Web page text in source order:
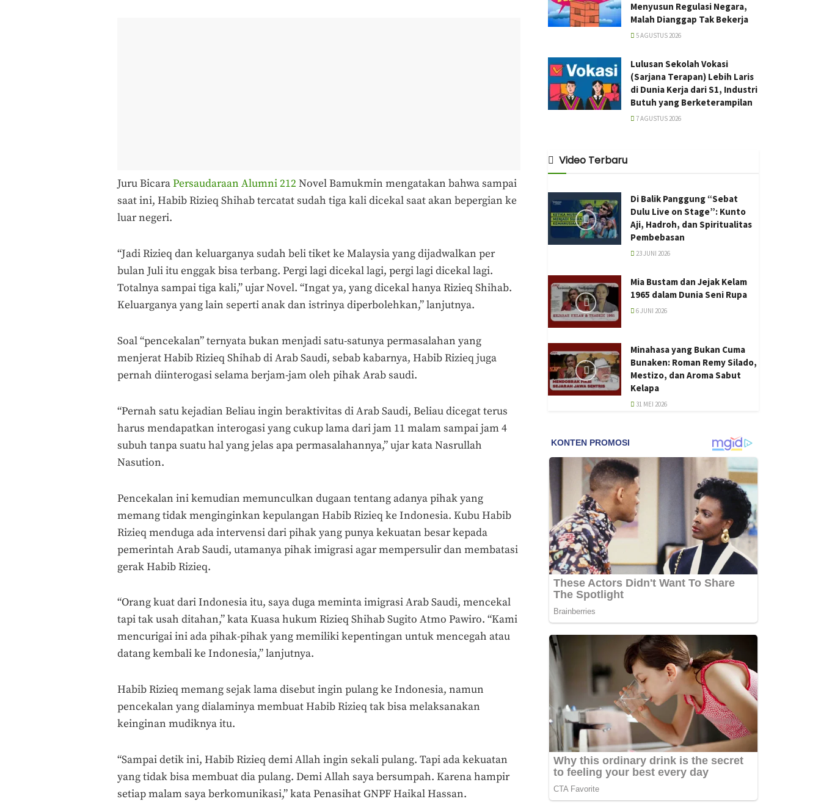
Juru BicaraPersaudaraan Alumni 212Novel Bamukmin mengatakan bahwa sampai
saat ini, Habib Rizieq Shihab tercatat sudah tiga kali dicekal saat akan bepergian ke
luar negeri.
“Jadi Rizieq dan keluarganya sudah beli tiket ke Malaysia yang dijadwalkan per
bulan Juli itu enggak bisa terbang. Pergi lagi dicekal lagi, pergi lagi dicekal lagi.
Totalnya sampai tiga kali,” ujar Novel. “Ingat ya, yang dicekal hanya Rizieq Shihab.
Keluarganya yang lain seperti anak dan istrinya diperbolehkan,” lanjutnya.
Soal “pencekalan” ternyata bukan menjadi satu-satunya permasalahan yang
menjerat Habib Rizieq Shihab di Arab Saudi, sebab kabarnya, Habib Rizieq juga
pernah diinterogasi selama berjam-jam oleh pihak Arab saudi.
“Pernah satu kejadian Beliau ingin beraktivitas di Arab Saudi, Beliau dicegat terus
harus mendapatkan interogasi yang cukup lama dari jam 11 malam sampai jam 4
subuh tanpa suatu hal yang jelas apa permasalahannya,” ujar kata Nasrullah
Nasution.
Pencekalan ini kemudian memunculkan dugaan tentang adanya pihak yang
memang tidak menginginkan kepulangan Habib Rizieq ke Indonesia. Kubu Habib
Rizieq menduga ada intervensi dari pihak yang punya kekuatan besar kepada
pemerintah Arab Saudi, utamanya pihak imigrasi agar mempersulir dan membatasi
gerak Habib Rizieq.
“Orang kuat dari Indonesia itu, saya duga meminta imigrasi Arab Saudi, mencekal
tapi tak usah ditahan,” kata Kuasa hukum Rizieq Shihab Sugito Atmo Pawiro. “Kami
mencurigai ini ada pihak-pihak yang memiliki kepentingan untuk mencegah atau
datang kembali ke Indonesia,” lanjutnya.
Habib Rizieq memang sejak lama disebut ingin pulang ke Indonesia, namun
pencekalan yang dialaminya membuat Habib Rizieq tak bisa melaksanakan
keinginan mudiknya itu.
“Sampai detik ini, Habib Rizieq demi Allah ingin sekali pulang. Tapi ada kekuatan
yang tidak bisa membuat dia pulang. Demi Allah saya bersumpah. Karena hampir
setiap malam saya berkomunikasi,” kata Penasihat GNPF Haikal Hassan.
Menyusun Regulasi Negara,
Malah Dianggap Tak Bekerja
5 AGUSTUS 2026
Lulusan Sekolah Vokasi
(Sarjana Terapan) Lebih Laris
di Dunia Kerja dari S1, Industri
Butuh yang Berketerampilan
7 AGUSTUS 2026
Video Terbaru
Di Balik Panggung “Sebat
Dulu Live on Stage”: Kunto
Aji, Hadroh, dan Spiritualitas
Pembebasan
23 JUNI 2026
Mia Bustam dan Jejak Kelam
1965 dalam Dunia Seni Rupa
6 JUNI 2026
Minahasa yang Bukan Cuma
Bunaken: Roman Remy Silado,
Mestizo, dan Aroma Sabut
Kelapa
31 MEI 2026